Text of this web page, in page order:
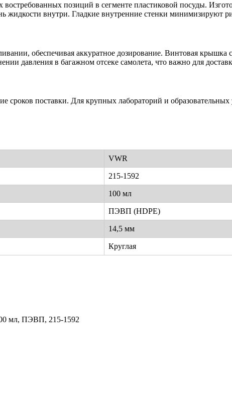
позиций в сегменте пластиковой посуды.
жидкости внутри. Гладкие внутренние стенки минимизируют
обеспечивая аккуратное дозирование. Винтовая
давления в багажном отсеке самолета, что важно для
поставки. Для крупных лабораторий и
VWR
215-1592
100 мл
ПЭВП (HDPE)
14,5 мм
Круглая
мл, ПЭВП, 215-1592